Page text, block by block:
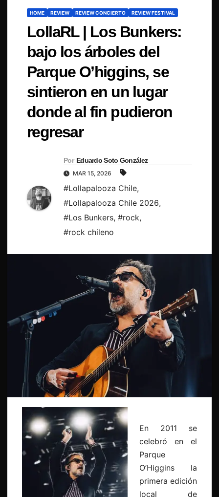
HOME REVIEW REVIEW CONCIERTO REVIEW FESTIVAL
LollaRL | Los Bunkers:
bajo los árboles del
Parque O’higgins, se
sintieron en un lugar
donde al fin pudieron
regresar
Por Eduardo Soto González
MAR 15, 2026
#Lollapalooza Chile,
#Lollapalooza Chile 2026,
#Los Bunkers, #rock,
#rock chileno
En 2011 se
celebró en el
Parque
O’Higgins la
primera edición
local de